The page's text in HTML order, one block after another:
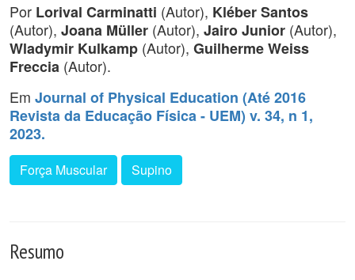
Por Lorival Carminatti (Autor), Kléber Santos
(Autor), Joana Müller (Autor), Jairo Junior (Autor),
Wladymir Kulkamp (Autor), Guilherme Weiss
Freccia (Autor).
Em Journal of Physical Education (Até 2016
Revista da Educação Física - UEM) v. 34, n 1,
2023.
Força Muscular Supino
Resumo